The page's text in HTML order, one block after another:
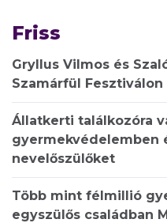
Friss
Gryllus Vilmos és
Szamárfül Fesztiválon
Állatkerti találkozóra
gyermekvédelemben
nevelőszülőket
Több mint félmillió
egyszülős családban